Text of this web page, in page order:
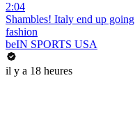
2:04
Shambles! Italy end up
fashion
beIN SPORTS USA
il y a 18 heures